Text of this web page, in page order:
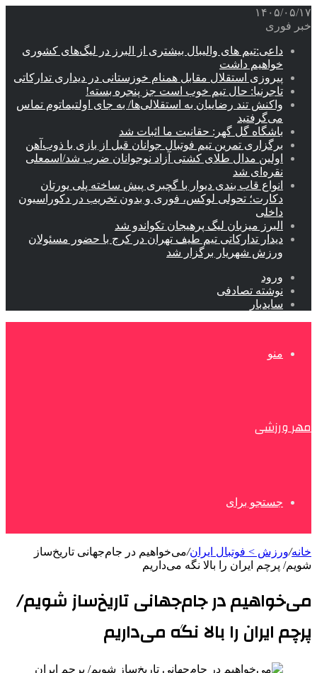
۱۴۰۵/۰۵/۱۷
خبر فوری
داعی:تیم های والیبال بیشتری از البرز در لیگ‌های کشوری
خواهیم داشت
پیروزی استقلال مقابل همنام خوزستانی در دیداری تدارکاتی
تاجرنیا: حال تیم خوب است جز پنجره بسته!
واکنش تند رضاییان به استقلالی‌ها/ به جای اولتیماتوم تماس
می‌گرفتید
باشگاه گل گهر: حقانیت ما اثبات شد
برگزاری تمرین تیم فوتبال جوانان قبل از بازی با ذوب‌آهن
اولین مدال طلای کشتی آزاد نوجوانان ضرب شد/اسمعلی
نقره‌ای شد
انواع قاب بندی دیوار با گچبری پیش ساخته پلی یورتان
دکارت؛ تحولی لوکس، فوری و بدون تخریب در دکوراسیون
داخلی
البرز میزبان لیگ پرهیجان تکواندو شد
دیدار تدارکاتی تیم طیف تهران در کرج با حضور مسئولان
ورزش شهریار برگزار شد
ورود
نوشته تصادفی
سایدبار
منو
مهر ورزشی
جستجو برای
خانه/ورزش > فوتبال ایران/می‌خواهیم در جام‌جهانی تاریخ‌ساز
شویم/ پرچم ایران را بالا نگه می‌داریم
می‌خواهیم در جام‌جهانی تاریخ‌ساز شویم/
پرچم ایران را بالا نگه می‌داریم